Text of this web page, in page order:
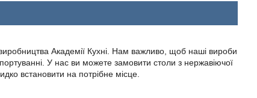
Академії Кухні. Нам важливо, щоб наші вироби
У нас ви можете замовити столи з нержавіючої
встановити на потрібне місце.